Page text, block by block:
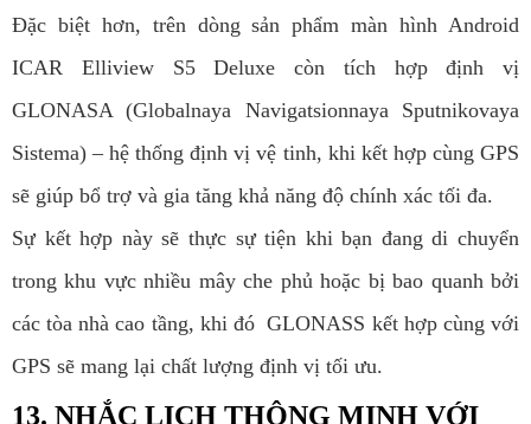
Đặc biệt hơn, trên dòng sản phẩm màn hình Android
ICAR Elliview S5 Deluxe còn tích hợp định vị
GLONASA (Globalnaya Navigatsionnaya Sputnikovaya
Sistema) – hệ thống định vị vệ tinh, khi kết hợp cùng GPS
sẽ giúp bổ trợ và gia tăng khả năng độ chính xác tối đa.
Sự kết hợp này sẽ thực sự tiện khi bạn đang di chuyển
trong khu vực nhiều mây che phủ hoặc bị bao quanh bởi
các tòa nhà cao tầng, khi đó GLONASS kết hợp cùng với
GPS sẽ mang lại chất lượng định vị tối ưu.
13. NHẮC LỊCH THÔNG MINH VỚI